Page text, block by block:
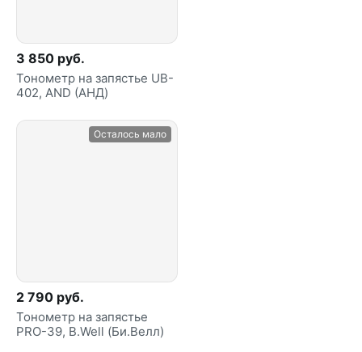
3 850 руб.
Тонометр на запястье UB-
402, AND (АНД)
Осталось мало
2 790 руб.
Тонометр на запястье
PRO-39, B.Well (Би.Велл)